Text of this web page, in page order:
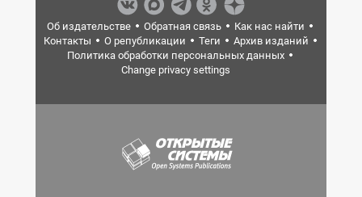
Об издательстве Обратная связь
Как нас найти
Контакты
О републикации Теги
Архив изданий
Политика обработки персональных данных
Change privacy settings